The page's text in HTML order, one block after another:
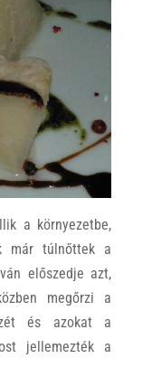
a környezetbe,
már túlnőttek a
előszedje azt,
megőrzi a
és azokat a
jellemezték a